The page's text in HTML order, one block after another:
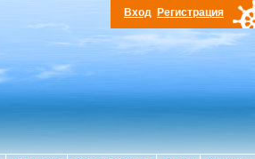
Вход Регистрация